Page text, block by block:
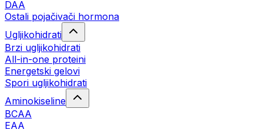
DAA
Ostali pojačivači hormona
Ugljikohidrati
Brzi ugljikohidrati
All-in-one proteini
Energetski gelovi
Spori ugljikohidrati
Aminokiseline
BCAA
EAA